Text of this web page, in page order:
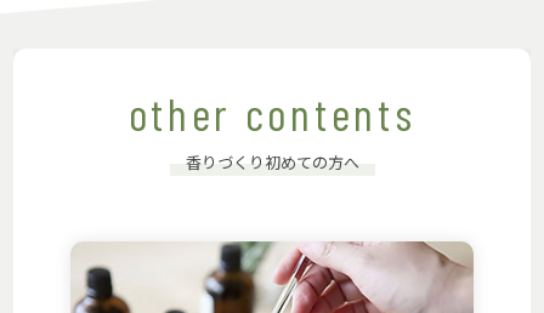
other contents
香りづくり初めての方へ